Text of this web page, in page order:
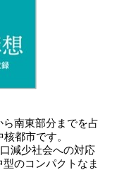
南東部分までを占
都市です。
減少社会への対応
のコンパクトなま